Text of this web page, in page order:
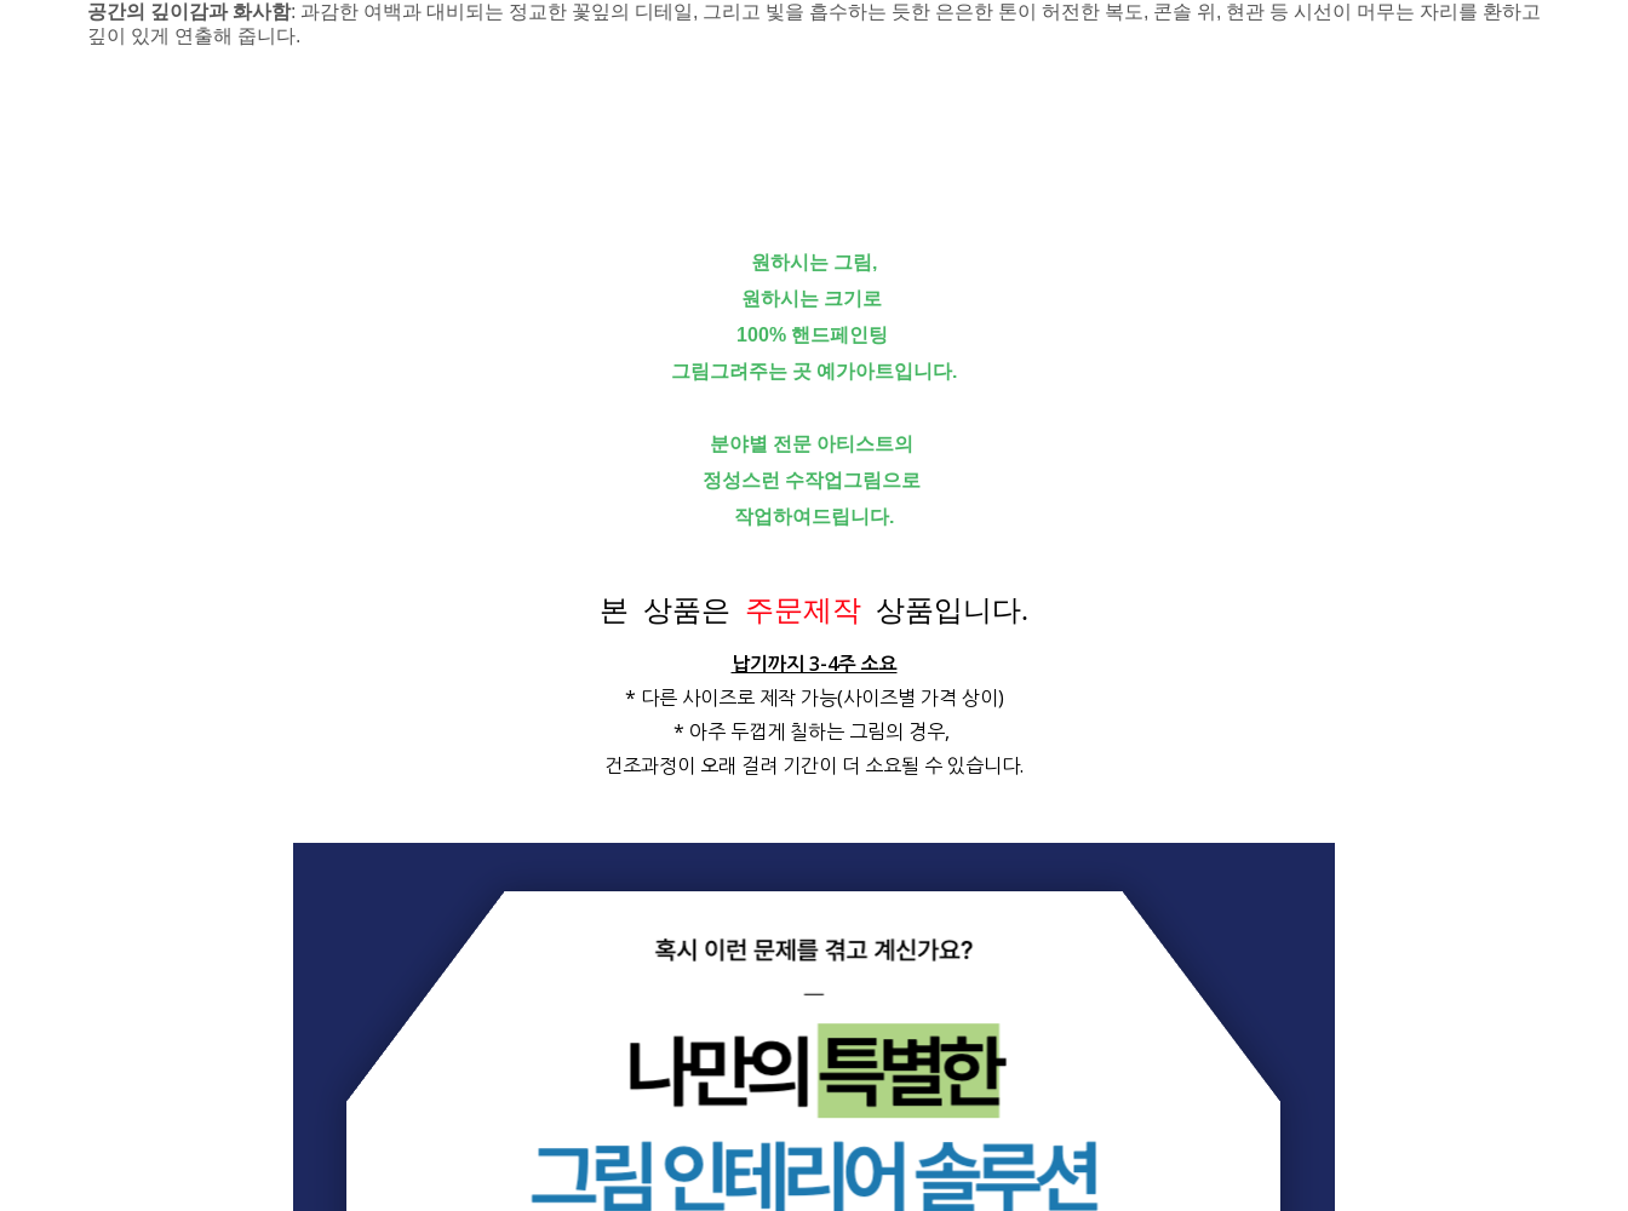
공간의 깊이감과 화사함: 과감한 여백과 대비되는 정교한 꽃잎의 디테일, 그리고 빛을 흡수하는 듯한 은은한 톤이 허전한 복도, 콘솔 위, 현관 등 시선이 머무는 자리를 환하고
깊이 있게 연출해 줍니다.
원하시는 그림,
원하시는 크기로
100% 핸드페인팅
그림그려주는 곳 예가아트입니다.
분야별 전문 아티스트의
정성스런 수작업그림으로
작업하여드립니다.
본 상품은 주문제작 상품입니다.
납기까지 3-4주 소요
* 다른 사이즈로 제작 가능(사이즈별 가격 상이)
* 아주 두껍게 칠하는 그림의 경우,
건조과정이 오래 걸려 기간이 더 소요될 수 있습니다.